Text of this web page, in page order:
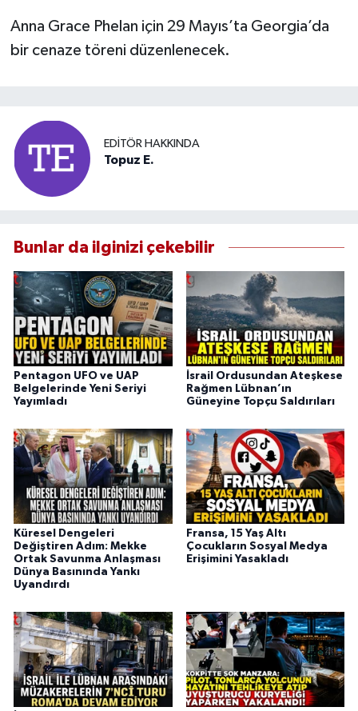
Anna Grace Phelan için 29 Mayıs’ta Georgia’da
bir cenaze töreni düzenlenecek.
EDITÖR HAKKINDA
Topuz E.
Bunlar da ilginizi çekebilir
Pentagon UFO ve UAP
Belgelerinde Yeni Seriyi
Yayımladı
İsrail Ordusundan Ateşkese
Rağmen Lübnan’ın
Güneyine Topçu Saldırıları
Küresel Dengeleri
Değiştiren Adım: Mekke
Ortak Savunma Anlaşması
Dünya Basınında Yankı
Uyandırdı
Fransa, 15 Yaş Altı
Çocukların Sosyal Medya
Erişimini Yasakladı